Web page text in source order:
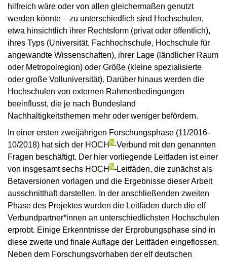
hilfreich wäre oder von allen gleichermaßen genutzt
werden könnte – zu unterschiedlich sind Hochschulen,
etwa hinsichtlich ihrer Rechtsform (privat oder öffentlich),
ihres Typs (Universität, Fachhochschule, Hochschule für
angewandte Wissenschaften), ihrer Lage (ländlicher Raum
oder Metropolregion) oder Größe (kleine spezialisierte
oder große Volluniversität). Darüber hinaus werden die
Hochschulen von externen Rahmenbedingungen
beeinflusst, die je nach Bundesland
Nachhaltigkeitsthemen mehr oder weniger befördern.
In einer ersten zweijährigen Forschungsphase (11/2016-
10/2018) hat sich der HOCH N-Verbund mit den genannten
Fragen beschäftigt. Der hier vorliegende Leitfaden ist einer
von insgesamt sechs HOCH N-Leitfäden, die zunächst als
Betaversionen vorlagen und die Ergebnisse dieser Arbeit
ausschnitthaft darstellen. In der anschließenden zweiten
Phase des Projektes wurden die Leitfäden durch die elf
Verbundpartner*innen an unterschiedlichsten Hochschulen
erprobt. Einige Erkenntnisse der Erprobungsphase sind in
diese zweite und finale Auflage der Leitfäden eingeflossen.
Neben dem Forschungsvorhaben der elf deutschen